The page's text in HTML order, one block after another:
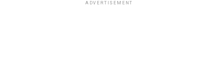
ADVERTISEMENT